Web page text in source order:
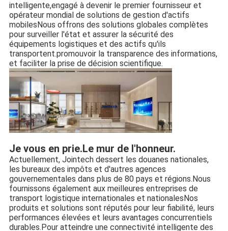
intelligente,engagé à devenir le premier fournisseur et
opérateur mondial de solutions de gestion d'actifs
mobilesNous offrons des solutions globales complètes
pour surveiller l'état et assurer la sécurité des
équipements logistiques et des actifs qu'ils
transportent.promouvoir la transparence des informations,
et faciliter la prise de décision scientifique.
Je vous en prie.Le mur de l'honneur.
Actuellement, Jointech dessert les douanes nationales,
les bureaux des impôts et d'autres agences
gouvernementales dans plus de 80 pays et régions.Nous
fournissons également aux meilleures entreprises de
transport logistique internationales et nationalesNos
produits et solutions sont réputés pour leur fiabilité, leurs
performances élevées et leurs avantages concurrentiels
durables.Pour atteindre une connectivité intelligente des